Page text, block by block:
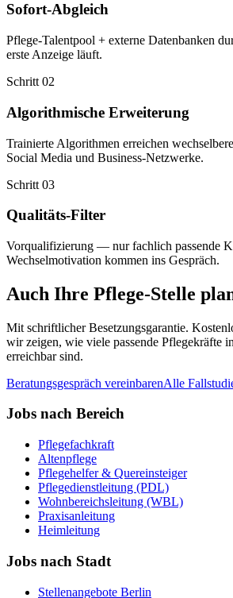
Sofort-Abgleich
Pflege-Talentpool + externe Datenbanken
erste Anzeige läuft.
Schritt 02
Algorithmische Erweiterung
Trainierte Algorithmen erreichen
Social Media und Business-Netzwerke.
Schritt 03
Qualitäts-Filter
Vorqualifizierung — nur fachlich passende
Wechselmotivation kommen ins Gespräch.
Auch Ihre Pflege-Stelle
Mit schriftlicher Besetzungsgarantie.
wir zeigen, wie viele passende Pflegekräfte
erreichbar sind.
Beratungsgespräch vereinbarenAlle
Jobs nach Bereich
Pflegefachkraft
Altenpflege
Pflegehelfer & Quereinsteiger
Pflegedienstleitung (PDL)
Wohnbereichsleitung (WBL)
Praxisanleitung
Heimleitung
Jobs nach Stadt
Stellenangebote Berlin